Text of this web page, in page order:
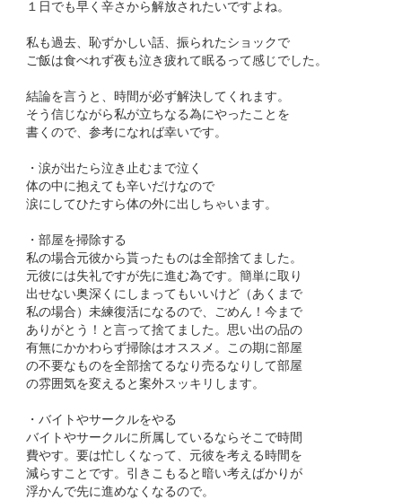
１日でも早く辛さから解放されたいですよね。
私も過去、恥ずかしい話、振られたショックで
ご飯は食べれず夜も泣き疲れて眠るって感じでした。
結論を言うと、時間が必ず解決してくれます。
そう信じながら私が立ちなる為にやったことを
書くので、参考になれば幸いです。
・涙が出たら泣き止むまで泣く
体の中に抱えても辛いだけなので
涙にしてひたすら体の外に出しちゃいます。
・部屋を掃除する
私の場合元彼から貰ったものは全部捨てました。
元彼には失礼ですが先に進む為です。簡単に取り
出せない奥深くにしまってもいいけど（あくまで
私の場合）未練復活になるので、ごめん！今まで
ありがとう！と言って捨てました。思い出の品の
有無にかかわらず掃除はオススメ。この期に部屋
の不要なものを全部捨てるなり売るなりして部屋
の雰囲気を変えると案外スッキリします。
・バイトやサークルをやる
バイトやサークルに所属しているならそこで時間
費やす。要は忙しくなって、元彼を考える時間を
減らすことです。引きこもると暗い考えばかりが
浮かんで先に進めなくなるので。